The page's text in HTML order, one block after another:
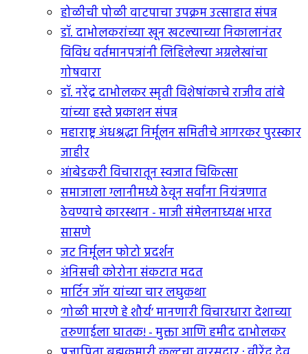
होळीची पोळी वाटपाचा उपक्रम उत्साहात संपन्न
डॉ. दाभोलकरांच्या खून खटल्याच्या निकालानंतर
विविध वर्तमानपत्रांनी लिहिलेल्या अग्रलेखांचा
गोषवारा
डॉ. नरेंद्र दाभोलकर स्मृती विशेषांकाचे राजीव तांबे
यांच्या हस्ते प्रकाशन संपन्न
महाराष्ट्र अंधश्रद्धा निर्मूलन समितीचे आगरकर पुरस्कार
जाहीर
आंबेडकरी विचारातून स्वजात चिकित्सा
समाजाला ग्लानीमध्ये ठेवून सर्वांना नियंत्रणात
ठेवण्याचे कारस्थान - माजी संमेलनाध्यक्ष भारत
सासणे
जट निर्मूलन फोटो प्रदर्शन
अंनिसची कोरोना संकटात मदत
मार्टिन जॉन यांच्या चार लघुकथा
‘गोळी मारणे हे शौर्य’ मानणारी विचारधारा देशाच्या
तरुणाईला घातक! - मुक्ता आणि हमीद दाभोलकर